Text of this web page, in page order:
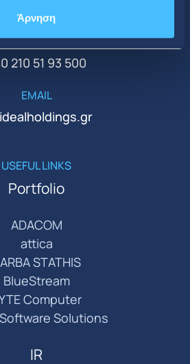
Άρνηση
ΤΗΛΕΦΩΝΟ
210 51 93 500
EMAIL
USEFUL LINKS
Portfolio
ADACOM
attica
STATHIS
BlueStream
Computer
Software Solutions
IR